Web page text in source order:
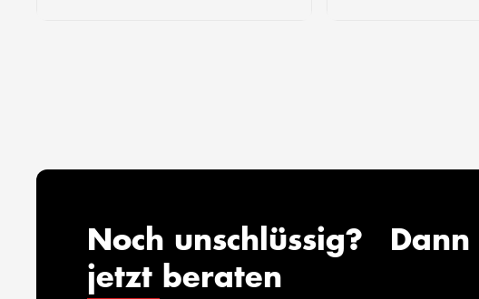
Noch unschlüssig? Dann
jetzt beraten